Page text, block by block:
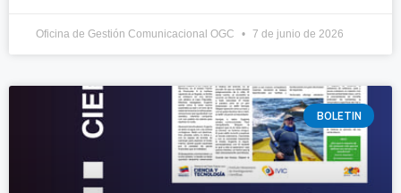
Oficina de Gestión Comunicacional OGC 7 de junio de 2026
BOLETIN